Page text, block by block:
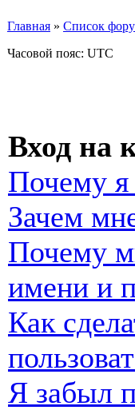
Главная » Список
Часовой пояс: UTC
Вход на
Почему я
Зачем
Почему
имени и
Как
Я забыл